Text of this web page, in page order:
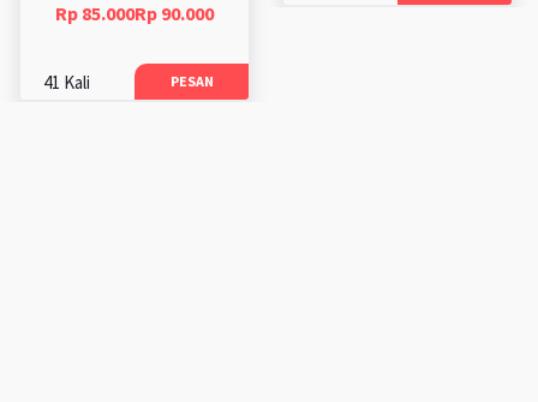
Rp 85.000Rp 90.000
41 Kali PESAN